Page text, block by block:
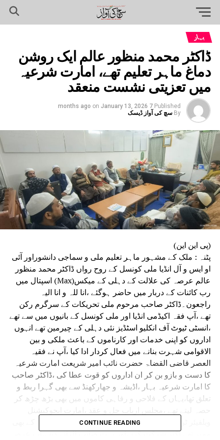
بہار
ڈاکٹر محمد منظور عالم ایک روشن
دماغ ماہر تعلیم تھے، امارت شرعیہ
میں تعزیتی نشست منعقد
Published
7 months ago
on January 13, 2026
By سچ کی آواز ڈیسک
(پی این این)
پٹنہ : ملک کے مشہور ماہر تعلیم ملی و سماجی دانشوراور آئی
او ایس و آل انڈیا ملی کونسل کے روح رواں ڈاکٹر محمد منظور
عالم عرصہ کی علالت کے دہلی کے میکس(Max) اسپتال میں
رب کائنات کے دربار میں حاضر ہوگئے ،انا للہ و انا الیہ
راجعون۔ڈاکٹر صاحب مرحوم ملی تحریکات کے سرگرم رکن
تھے ،آپ فقہ اکیڈمی انڈیا اور ملی کونسل کے بانیوں میں سے تھے
،انسٹی ٹیوٹ آف انکلیو اسٹڈیز نئی دہلی کے چیرمین تھے انہوں
اداروں کو اپنی خدمات اور کارناموں کے باعث ملکی و بین
الاقوامی شہرت بنانے میں فعال کردار ادا کیا ،آپ نے فقیہ
العصر قاضی القضاۃ حضرت نائب امیر شریعت امارت شرعیہ
کا دست و بازو بن کر ان اداروں کو قوت عطا کی ،ڈاکٹر صاحب
کا امارت شرعیہ بہار ،اڈیشہ و جھارکھنڈ سے بھی گہرا ربط و
تعلق تھا،یہاں کے فلاحی و رفاہی کاموں میں بھی بڑھ چڑھ کر
ویلفیئر ٹرسٹ کے ٹرسٹی و دیگر مجالس امارت شرعیہ کے بھی
ممبر تھے اکثر شرکت کرتےاور بہت صائب الرائے دیتے،آپ عرصہ
CONTINUE READING